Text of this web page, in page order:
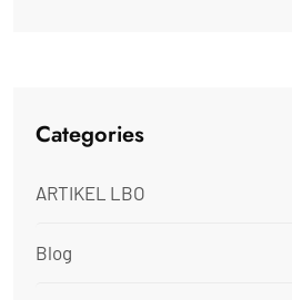
Categories
ARTIKEL LBO
Blog